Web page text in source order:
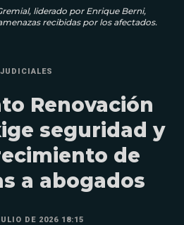
liderado por Enrique Berni,
recibidas por los afectados.
JUDICIALES
Renovación
seguridad y
de
a abogados
DE 2026 18:15